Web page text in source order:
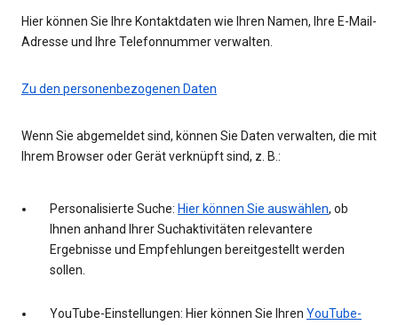
Hier können Sie Ihre Kontaktdaten wie Ihren Namen, Ihre E-Mail-
Adresse und Ihre Telefonnummer verwalten.
Zu den personenbezogenen Daten
Wenn Sie abgemeldet sind, können Sie Daten verwalten, die mit
Ihrem Browser oder Gerät verknüpft sind, z. B.:
Personalisierte Suche: Hier können Sie auswählen, ob
Ihnen anhand Ihrer Suchaktivitäten relevantere
Ergebnisse und Empfehlungen bereitgestellt werden
sollen.
YouTube-Einstellungen: Hier können Sie Ihren YouTube-